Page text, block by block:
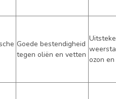
Goede bestendigheid
tegen oliën en vetten
ozon